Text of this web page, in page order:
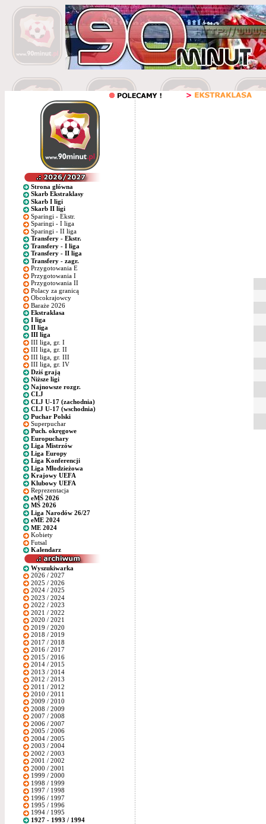
Strona główna
Skarb Ekstraklasy
Skarb I ligi
Skarb II ligi
Sparingi - Ekstr.
Sparingi - I liga
Sparingi - II liga
Transfery - Ekstr.
Transfery - I liga
Transfery - II liga
Transfery - zagr.
Przygotowania E
Przygotowania I
Przygotowania II
Polacy za granicą
Obcokrajowcy
Baraże 2026
Ekstraklasa
I liga
II liga
III liga
III liga, gr. I
III liga, gr. II
III liga, gr. III
III liga, gr. IV
Dziś grają
Niższe ligi
Najnowsze rozgr.
CLJ
CLJ U-17 (zachodnia)
CLJ U-17 (wschodnia)
Puchar Polski
Superpuchar
Puch. okręgowe
Europuchary
Liga Mistrzów
Liga Europy
Liga Konferencji
Liga Młodzieżowa
Krajowy UEFA
Klubowy UEFA
Reprezentacja
eMŚ 2026
MŚ 2026
Liga Narodów 26/27
eME 2024
ME 2024
Kobiety
Futsal
Kalendarz
Wyszukiwarka
2026 / 2027
2025 / 2026
2024 / 2025
2023 / 2024
2022 / 2023
2021 / 2022
2020 / 2021
2019 / 2020
2018 / 2019
2017 / 2018
2016 / 2017
2015 / 2016
2014 / 2015
2013 / 2014
2012 / 2013
2011 / 2012
2010 / 2011
2009 / 2010
2008 / 2009
2007 / 2008
2006 / 2007
2005 / 2006
2004 / 2005
2003 / 2004
2002 / 2003
2001 / 2002
2000 / 2001
1999 / 2000
1998 / 1999
1997 / 1998
1996 / 1997
1995 / 1996
1994 / 1995
1927 - 1993 / 1994